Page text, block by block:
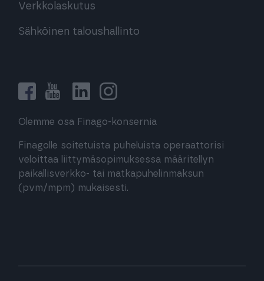
Verkkolaskutus
Sähköinen taloushallinto
Olemme osa Finago-konsernia
Finagolle soitetuista puheluista operaattorisi
veloittaa liittymäsopimuksessa määritellyn
paikallisverkko- tai matkapuhelinmaksun
(pvm/mpm) mukaisesti.